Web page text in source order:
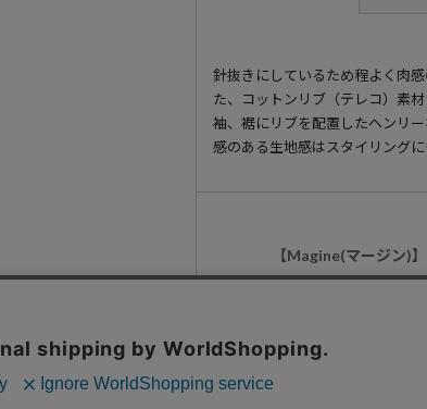
針抜きにしているため程よく肉
た、コットンリブ（テレコ）素材
袖、裾にリブを配置したヘンリ
感のある生地感はスタイリングに
【Magine(マージン)